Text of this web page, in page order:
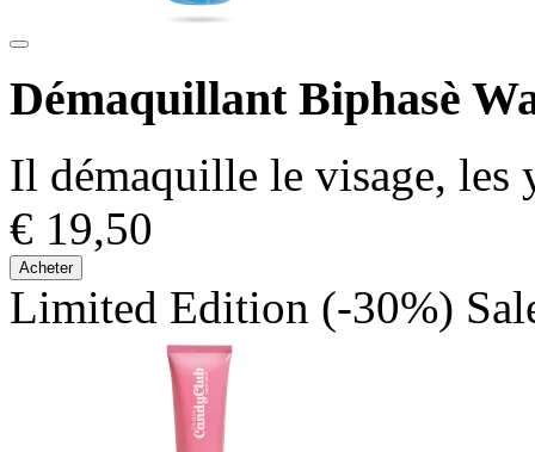
Démaquillant Biphasè
Il démaquille le visage, les
€ 19,50
Acheter
Limited Edition (-30%)